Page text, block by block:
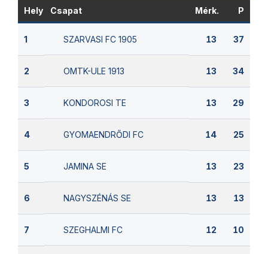
Hely Csapat Mérk. P
1 SZARVASI FC 1905 13 37
2 OMTK-ULE 1913 13 34
3 KONDOROSI TE 13 29
4 GYOMAENDRŐDI FC 14 25
5 JAMINA SE 13 23
6 NAGYSZÉNÁS SE 13 13
7 SZEGHALMI FC 12 10